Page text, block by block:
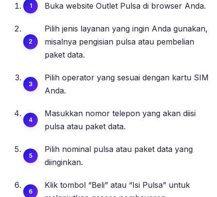
Buka website Outlet Pulsa di browser Anda.
Pilih jenis layanan yang ingin Anda gunakan,
misalnya pengisian pulsa atau pembelian
paket data.
Pilih operator yang sesuai dengan kartu SIM
Anda.
Masukkan nomor telepon yang akan diisi
pulsa atau paket data.
Pilih nominal pulsa atau paket data yang
diinginkan.
Klik tombol “Beli” atau “Isi Pulsa” untuk